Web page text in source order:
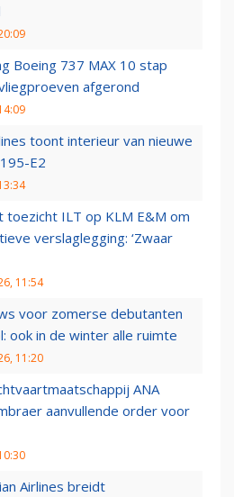
Boeing 737 MAX 10 stap
afgerond
toont interieur van nieuwe
E2
toezicht ILT op KLM E&M om
verslaglegging: ‘Zwaar
11:54
voor zomerse debutanten
ook in de winter alle ruimte
11:20
ANA
aanvullende order voor
Airlines breidt